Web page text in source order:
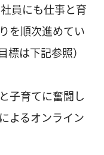
員にも仕事と育
を順次進めてい
は下記参照）
子育てに奮闘し
よるオンライン